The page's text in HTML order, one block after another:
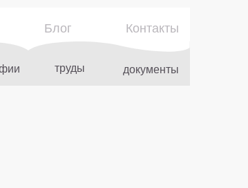
документы
труды
Блог Контакты